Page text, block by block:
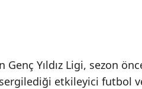
Genç Yıldız Ligi, sezon
sergilediği etkileyici futbol